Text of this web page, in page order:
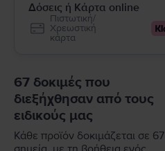
Δόσεις ή Κάρτα online
Πιστωτική/
Χρεωστική
κάρτα
67 δοκιμές που
διεξήχθησαν από τους
ειδικούς μας
Κάθε προϊόν δοκιμάζεται σε 67